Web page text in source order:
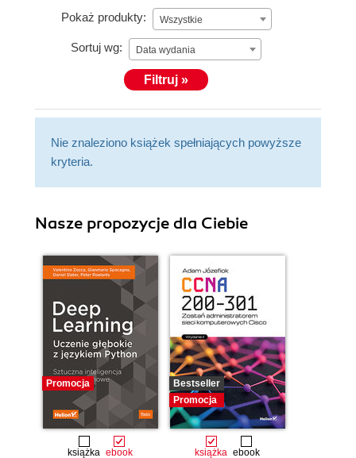
Pokaż produkty: Wszystkie
Sortuj wg: Data wydania
Filtruj »
Nie znaleziono książek spełniających powyższe
kryteria.
Nasze propozycje dla Ciebie
Promocja
książka ebook
Bestseller
Promocja
książka ebook